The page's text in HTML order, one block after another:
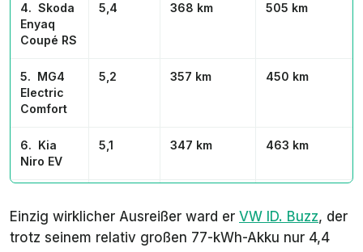
4. Skoda
Enyaq
Coupé RS
5,4 368 km 505 km
5. MG4
Electric
Comfort
5,2 357 km 450 km
6. Kia
Niro EV
5,1 347 km 463 km
#1 RWD
Einzig wirklicher Ausreißer ward er VW ID. Buzz, der
trotz seinem relativ großen 77-kWh-Akku nur 4,4